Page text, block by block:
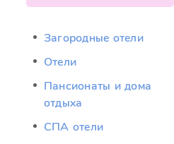
Загородные отели
Отели
Пансионаты и дома
отдыха
СПА отели